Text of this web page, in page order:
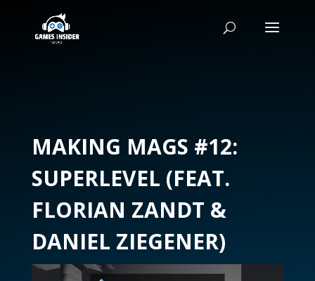
MAKING MAGS #12:
SUPERLEVEL (FEAT.
FLORIAN ZANDT &
DANIEL ZIEGENER)